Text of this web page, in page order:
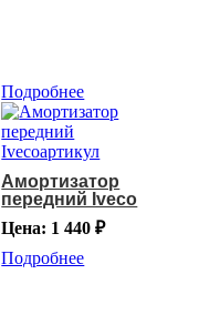
Подробнее
Амортизатор
передний Iveco
Цена: 1 440 ₽
Подробнее